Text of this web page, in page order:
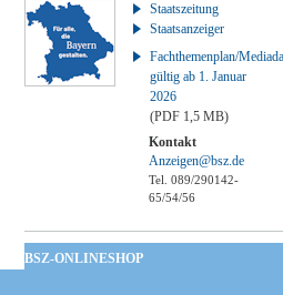
Staatszeitung
Staatsanzeiger
Fachthemenplan/
gültig ab 1. Januar
2026
(PDF 1,5 MB)
Kontakt
Anzeigen@bsz.de
Tel. 089/290142-
65/54/56
BSZ-ONLINESHOP